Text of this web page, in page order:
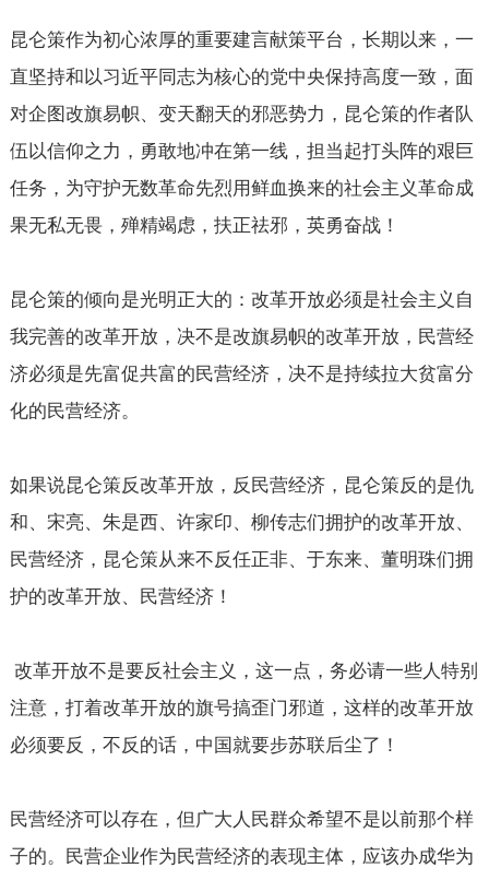
昆仑策作为初心浓厚的重要建言献策平台，长期以来，一
直坚持和以习近平同志为核心的党中央保持高度一致，面
对企图改旗易帜、变天翻天的邪恶势力，昆仑策的作者队
伍以信仰之力，勇敢地冲在第一线，担当起打头阵的艰巨
任务，为守护无数革命先烈用鲜血换来的社会主义革命成
果无私无畏，殚精竭虑，扶正祛邪，英勇奋战！
昆仑策的倾向是光明正大的：改革开放必须是社会主义自
我完善的改革开放，决不是改旗易帜的改革开放，民营经
济必须是先富促共富的民营经济，决不是持续拉大贫富分
化的民营经济。
如果说昆仑策反改革开放，反民营经济，昆仑策反的是仇
和、宋亮、朱是西、许家印、柳传志们拥护的改革开放、
民营经济，昆仑策从来不反任正非、于东来、董明珠们拥
护的改革开放、民营经济！
改革开放不是要反社会主义，这一点，务必请一些人特别
注意，打着改革开放的旗号搞歪门邪道，这样的改革开放
必须要反，不反的话，中国就要步苏联后尘了！
民营经济可以存在，但广大人民群众希望不是以前那个样
子的。民营企业作为民营经济的表现主体，应该办成华为